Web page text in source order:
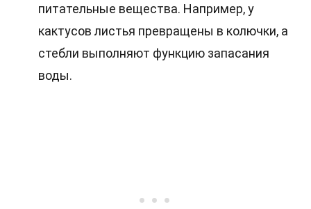
питательные вещества. Например, у
кактусов листья превращены в колючки, а
стебли выполняют функцию запасания
воды.